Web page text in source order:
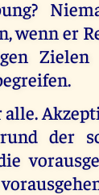
wenn er
der